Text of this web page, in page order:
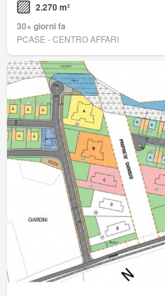
2.270 m²
30+ giorni fa
PCASE - CENTRO AFFARI